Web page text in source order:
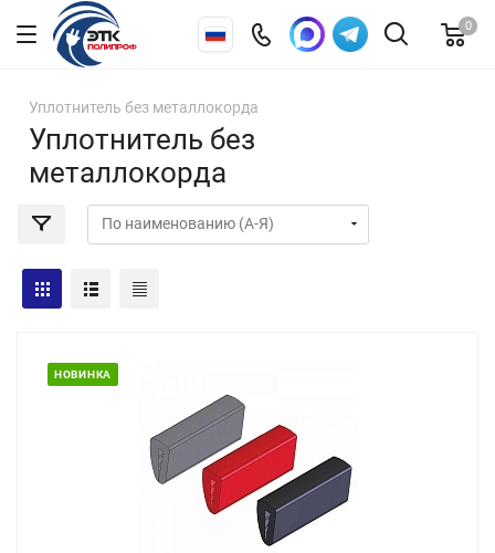
0
Уплотнитель без металлокорда
Уплотнитель без
металлокорда
НОВИНКА